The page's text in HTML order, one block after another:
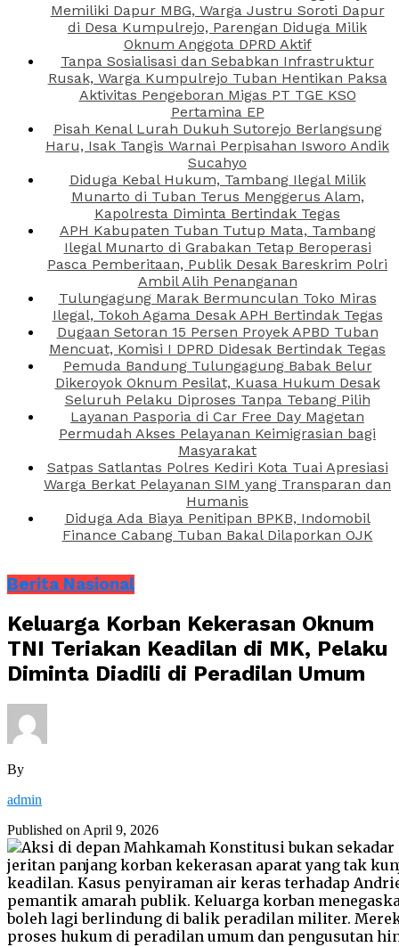
Memiliki Dapur MBG, Warga Justru Soroti Dapur
di Desa Kumpulrejo, Parengan Diduga Milik
Oknum Anggota DPRD Aktif
Tanpa Sosialisasi dan Sebabkan Infrastruktur
Rusak, Warga Kumpulrejo Tuban Hentikan Paksa
Aktivitas Pengeboran Migas PT TGE KSO
Pertamina EP
Pisah Kenal Lurah Dukuh Sutorejo Berlangsung
Haru, Isak Tangis Warnai Perpisahan Isworo Andik
Sucahyo
Diduga Kebal Hukum, Tambang Ilegal Milik
Munarto di Tuban Terus Menggerus Alam,
Kapolresta Diminta Bertindak Tegas
APH Kabupaten Tuban Tutup Mata, Tambang
Ilegal Munarto di Grabakan Tetap Beroperasi
Pasca Pemberitaan, Publik Desak Bareskrim Polri
Ambil Alih Penanganan
Tulungagung Marak Bermunculan Toko Miras
Ilegal, Tokoh Agama Desak APH Bertindak Tegas
Dugaan Setoran 15 Persen Proyek APBD Tuban
Mencuat, Komisi I DPRD Didesak Bertindak Tegas
Pemuda Bandung Tulungagung Babak Belur
Dikeroyok Oknum Pesilat, Kuasa Hukum Desak
Seluruh Pelaku Diproses Tanpa Tebang Pilih
Layanan Pasporia di Car Free Day Magetan
Permudah Akses Pelayanan Keimigrasian bagi
Masyarakat
Satpas Satlantas Polres Kediri Kota Tuai Apresiasi
Warga Berkat Pelayanan SIM yang Transparan dan
Humanis
Diduga Ada Biaya Penitipan BPKB, Indomobil
Finance Cabang Tuban Bakal Dilaporkan OJK
Berita Nasional
Keluarga Korban Kekerasan Oknum
TNI Teriakan Keadilan di MK, Pelaku
Diminta Diadili di Peradilan Umum
By
admin
Published on April 9, 2026